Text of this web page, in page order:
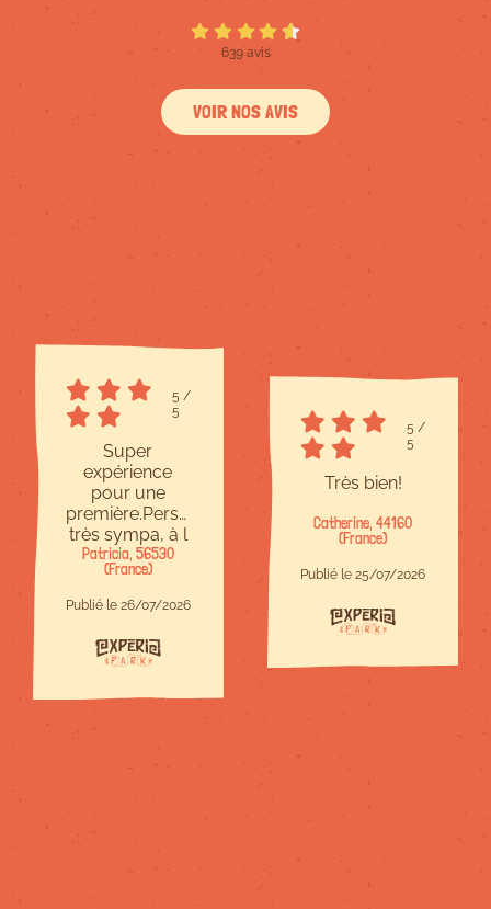
639 avis
VOIR NOS AVIS
5 /
5
Super
expérience
pour une
première.Personnel
très sympa, à l
écoute et
bienveillant.Site
à taille
humaine,c est
parfait.Il y en a
pour tous les
chacun trouve
recommande !
Patricia, 56530
(France)
Publié le 26/07/2026
5 /
5
Très bien!
Catherine, 44160
(France)
Publié le 25/07/2026